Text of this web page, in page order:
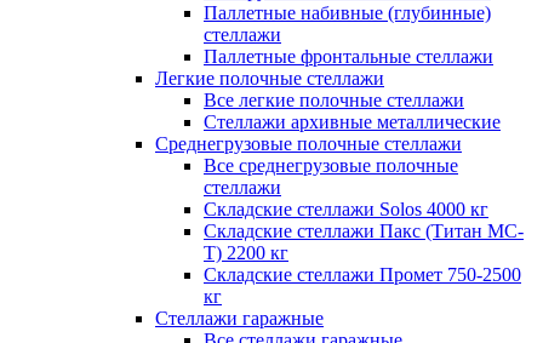
Паллетные набивные (глубинные)
стеллажи
Паллетные фронтальные стеллажи
Легкие полочные стеллажи
Все легкие полочные стеллажи
Стеллажи архивные металлические
Среднегрузовые полочные стеллажи
Все среднегрузовые полочные
стеллажи
Складские стеллажи Solos 4000 кг
Складские стеллажи Пакс (Титан МС-
Т) 2200 кг
Складские стеллажи Промет 750-2500
кг
Стеллажи гаражные